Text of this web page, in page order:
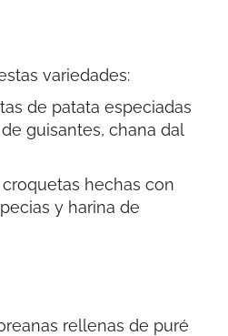
variedades:
de patata especiadas
guisantes, chana dal
croquetas hechas con
y harina de
rellenas de puré